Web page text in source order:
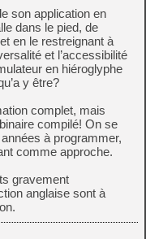
son application en
dans le pied, de
en le restreignant à
et l’accessibilité
en hiéroglyphe
y être?
complet, mais
compilé! On se
à programmer,
comme approche.
gravement
anglaise sont à